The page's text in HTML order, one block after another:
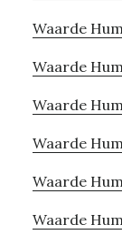
Waarde
Waarde
Waarde
Waarde
Waarde
Waarde